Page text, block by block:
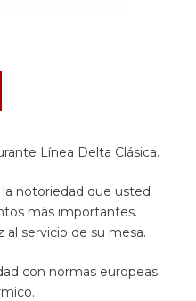
Línea Delta Clásica.
notoriedad que usted
más importantes.
al servicio de su mesa.
con normas europeas.